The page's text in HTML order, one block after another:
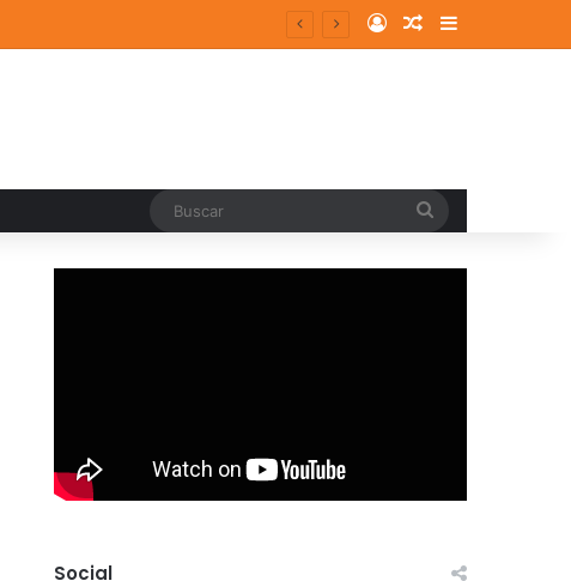
Log InRandom Article
Sidebar
Social